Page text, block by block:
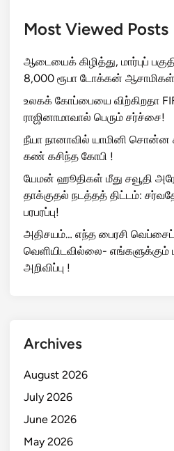
Most Viewed Posts
ஆடையைக் கிழித்து, மார்புப்
8,000 ரூபா டோக்கன்
உலகக் கோப்பையை விற்கிறதா
ராஜினாமாவால் பெரும் சர்ச்சை!
நீயா நானாவில் யாமினி
கண் கசிந்த கோபி !
யேமன் ஹூதிகள் மீது சவூதி
தாக்குதல் நடத்தத் திட்டம்:
பரபரப்பு!
அதிசயம்… எந்த பைரசி
வெளியிடவில்லை-
அறிவிப்பு !
Archives
August 2026
July 2026
June 2026
May 2026